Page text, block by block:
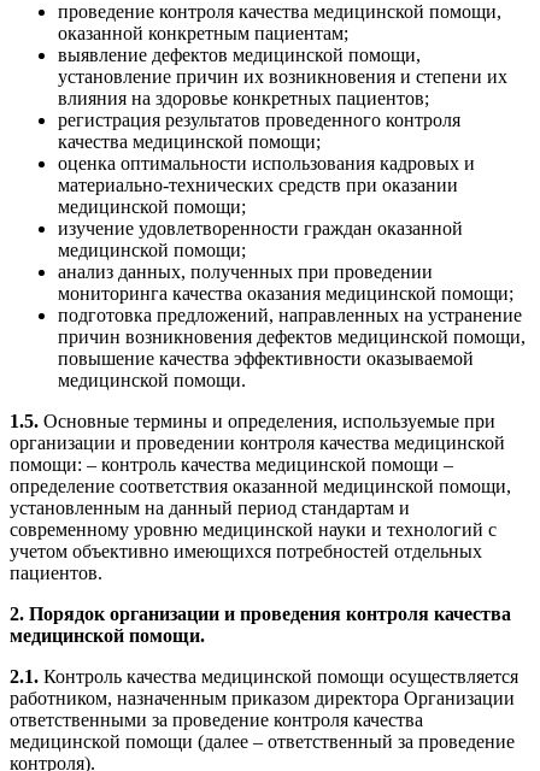
проведение контроля качества медицинской помощи,
оказанной конкретным пациентам;
выявление дефектов медицинской помощи,
установление причин их возникновения и степени их
влияния на здоровье конкретных пациентов;
регистрация результатов проведенного контроля
качества медицинской помощи;
оценка оптимальности использования кадровых и
материально-технических средств при оказании
медицинской помощи;
изучение удовлетворенности граждан оказанной
медицинской помощи;
анализ данных, полученных при проведении
мониторинга качества оказания медицинской помощи;
подготовка предложений, направленных на устранение
причин возникновения дефектов медицинской помощи,
повышение качества эффективности оказываемой
медицинской помощи.
1.5. Основные термины и определения, используемые при
организации и проведении контроля качества медицинской
помощи: – контроль качества медицинской помощи –
определение соответствия оказанной медицинской помощи,
установленным на данный период стандартам и
современному уровню медицинской науки и технологий с
учетом объективно имеющихся потребностей отдельных
пациентов.
2. Порядок организации и проведения контроля качества
медицинской помощи.
2.1. Контроль качества медицинской помощи осуществляется
работником, назначенным приказом директора Организации
ответственными за проведение контроля качества
медицинской помощи (далее – ответственный за проведение
контроля).